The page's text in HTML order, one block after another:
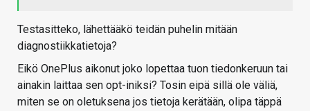
Testasitteko, lähettääkö teidän puhelin mitään
diagnostiikkatietoja?
Eikö OnePlus aikonut joko lopettaa tuon tiedonkeruun tai
ainakin laittaa sen opt-iniksi? Tosin eipä sillä ole väliä,
miten se on oletuksena jos tietoja kerätään, olipa täppä